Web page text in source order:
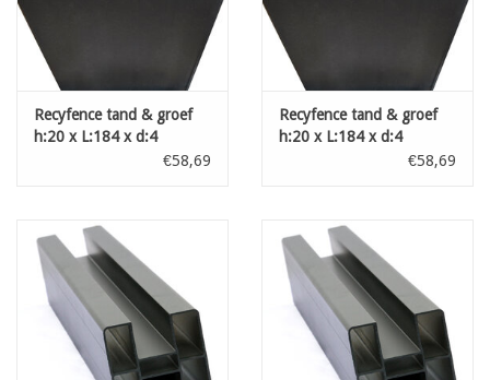
Recyfence tand & groef
h:20 x L:184 x d:4
€58,69
Recyfence tand & groef
h:20 x L:184 x d:4
€58,69